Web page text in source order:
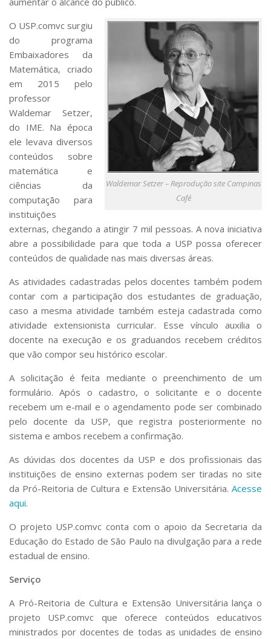
Waldemar Setzer – Reprodução site Campinas
Café
O USP.comvc surgiu
do programa
Embaixadores da
Matemática, criado
em 2015 pelo
professor
Waldemar Setzer,
do IME. Na época
ele levava diversos
conteúdos sobre
matemática e
ciências da
computação para
instituições
externas, chegando a atingir 7 mil pessoas. A nova iniciativa
abre a possibilidade para que toda a USP possa oferecer
conteúdos de qualidade nas mais diversas áreas.
As atividades cadastradas pelos docentes também podem
contar com a participação dos estudantes de graduação,
caso a mesma atividade também esteja cadastrada como
atividade extensionista curricular. Esse vínculo auxilia o
docente na execução e os graduandos recebem créditos
que vão compor seu histórico escolar.
A solicitação é feita mediante o preenchimento de um
formulário. Após o cadastro, o solicitante e o docente
recebem um e-mail e o agendamento pode ser combinado
pelo docente da USP, que registra posteriormente no
sistema e ambos recebem a confirmação.
As dúvidas dos docentes da USP e dos profissionais das
instituições de ensino externas podem ser tiradas no site
da Pró-Reitoria de Cultura e Extensão Universitária. Acesse
aqui.
O projeto USP.comvc conta com o apoio da Secretaria da
Educação do Estado de São Paulo na divulgação para a rede
estadual de ensino.
Serviço
A Pró-Reitoria de Cultura e Extensão Universitária lança o
projeto USP.comvc que oferece conteúdos educativos
ministrados por docentes de todas as unidades de ensino